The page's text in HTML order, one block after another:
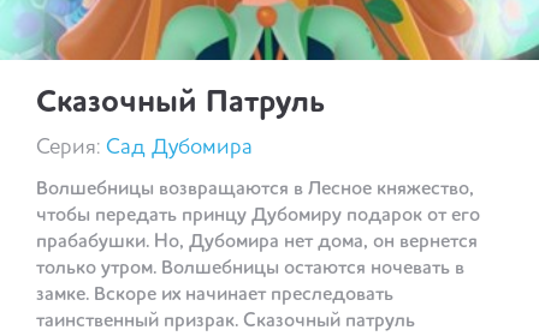
Сказочный Патруль
Серия: Сад Дубомира
Волшебницы возвращаются в Лесное княжество,
чтобы передать принцу Дубомиру подарок от его
прабабушки. Но, Дубомира нет дома, он вернется
только утром. Волшебницы остаются ночевать в
замке. Вскоре их начинает преследовать
таинственный призрак. Сказочный патруль